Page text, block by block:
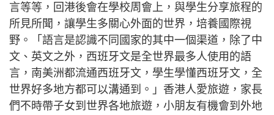
言等等，回港後會在學校周會上，與學生分享旅程的
所見所聞，讓學生多關心外面的世界，培養國際視
野。「語言是認識不同國家的其中一個渠道，除了中
文、英文之外，西班牙文是全世界最多人使用的語
言，南美洲都流通西班牙文，學生學懂西班牙文，全
世界好多地方都可以溝通到。」香港人愛旅遊，家長
們不時帶子女到世界各地旅遊，小朋友有機會到外地